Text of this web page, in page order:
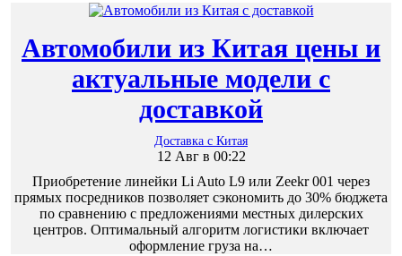
Автомобили из Китая цены и
актуальные модели с
доставкой
Доставка с Китая
12 Авг в 00:22
Приобретение линейки Li Auto L9 или Zeekr 001 через
прямых посредников позволяет сэкономить до 30% бюджета
по сравнению с предложениями местных дилерских
центров. Оптимальный алгоритм логистики включает
оформление груза на…